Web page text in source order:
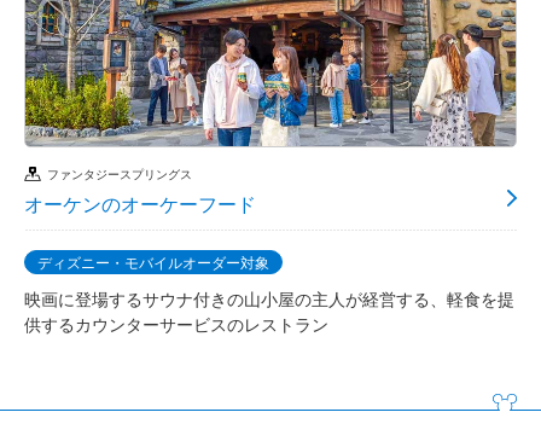
ファンタジースプリングス
オーケンのオーケーフード
ディズニー・モバイルオーダー対象
映画に登場するサウナ付きの山小屋の主人が経営する、軽食を提
供するカウンターサービスのレストラン